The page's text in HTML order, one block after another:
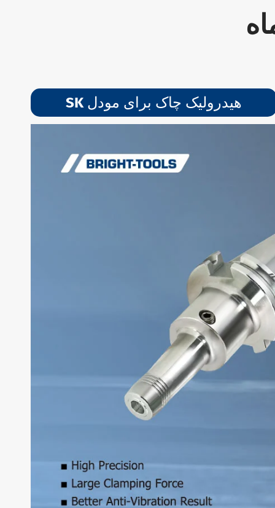
SK هیدرولیک چاک برای مودل